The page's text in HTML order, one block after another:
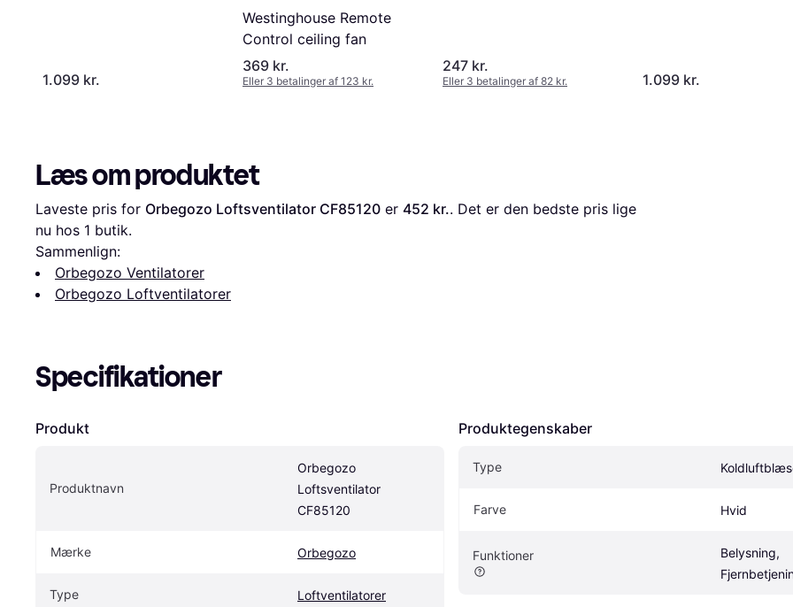
1.099 kr.
Westinghouse Remote
Control ceiling fan
369 kr.
Eller 3 betalinger af 123 kr.
247 kr.
Eller 3 betalinger af 82 kr. 1.099 kr.
Læs om produktet
Laveste pris for Orbegozo Loftsventilator CF85120 er 452 kr.. Det er den bedste pris lige
nu hos 1 butik.
Sammenlign:
Orbegozo Ventilatorer
Orbegozo Loftventilatorer
Specifikationer
Produkt
Produktnavn
Orbegozo
Loftsventilator
CF85120
Mærke Orbegozo
Type Loftventilatorer
Produktegenskaber
Type
Farve Hvid
Funktioner
Belysning,